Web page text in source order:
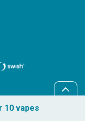
10 vapes